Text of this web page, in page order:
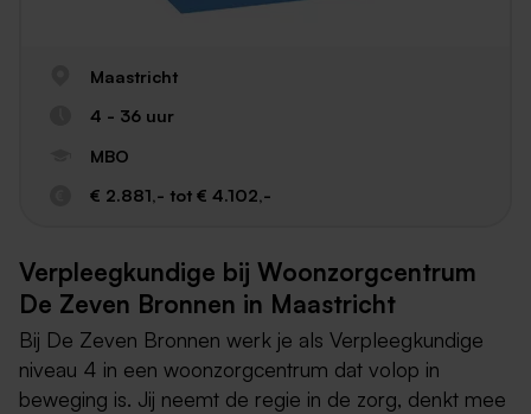
Maastricht
4 - 36 uur
MBO
€ 2.881,- tot € 4.102,-
Verpleegkundige bij Woonzorgcentrum
De Zeven Bronnen in Maastricht
Bij De Zeven Bronnen werk je als Verpleegkundige
niveau 4 in een woonzorgcentrum dat volop in
beweging is. Jij neemt de regie in de zorg, denkt mee